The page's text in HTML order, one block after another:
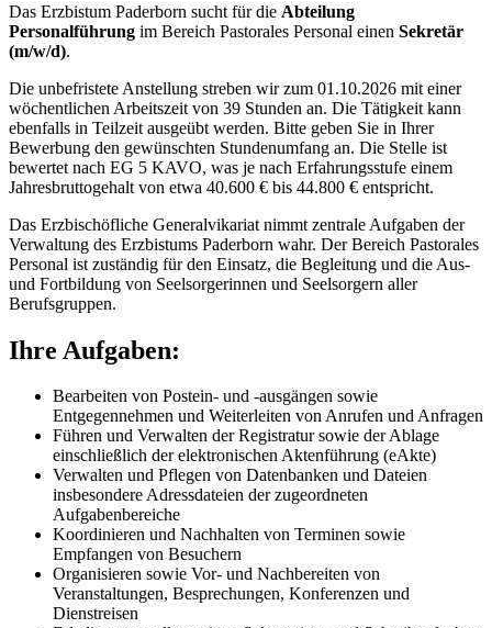
Das Erzbistum Paderborn sucht für die Abteilung
Personalführung im Bereich Pastorales Personal einen Sekretär
(m/w/d).
Die unbefristete Anstellung streben wir zum 01.10.2026 mit einer
wöchentlichen Arbeitszeit von 39 Stunden an. Die Tätigkeit kann
ebenfalls in Teilzeit ausgeübt werden. Bitte geben Sie in Ihrer
Bewerbung den gewünschten Stundenumfang an. Die Stelle ist
bewertet nach EG 5 KAVO, was je nach Erfahrungsstufe einem
Jahresbruttogehalt von etwa 40.600 € bis 44.800 € entspricht.
Das Erzbischöfliche Generalvikariat nimmt zentrale Aufgaben der
Verwaltung des Erzbistums Paderborn wahr. Der Bereich Pastorales
Personal ist zuständig für den Einsatz, die Begleitung und die Aus-
und Fortbildung von Seelsorgerinnen und Seelsorgern aller
Berufsgruppen.
Ihre Aufgaben:
Bearbeiten von Postein- und -ausgängen sowie
Entgegennehmen und Weiterleiten von Anrufen und Anfragen
Führen und Verwalten der Registratur sowie der Ablage
einschließlich der elektronischen Aktenführung (eAkte)
Verwalten und Pflegen von Datenbanken und Dateien
insbesondere Adressdateien der zugeordneten
Aufgabenbereiche
Koordinieren und Nachhalten von Terminen sowie
Empfangen von Besuchern
Organisieren sowie Vor- und Nachbereiten von
Veranstaltungen, Besprechungen, Konferenzen und
Dienstreisen